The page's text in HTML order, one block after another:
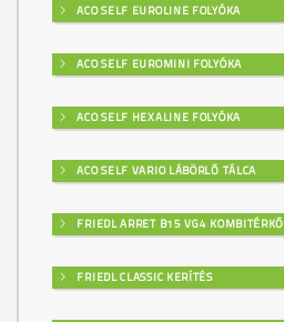
ACO SELF EUROLINE FOLYÓKA
ACO SELF EUROMINI FOLYÓKA
ACO SELF HEXALINE FOLYÓKA
ACO SELF VARIO LÁBÖRLŐ TÁLCA
FRIEDL ARRET B15 VG4 KOMBITÉRKŐ
FRIEDL CLASSIC KERÍTÉS